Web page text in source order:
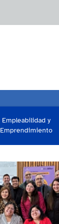
Empleabilidad y
Emprendimiento